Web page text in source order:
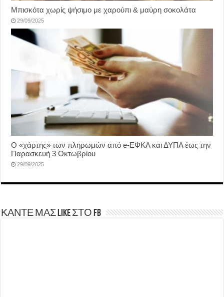
Μπισκότα χωρίς ψήσιμο με χαρούπι & μαύρη σοκολάτα
29/09/2025
Ο «χάρτης» των πληρωμών από e-ΕΦΚΑ και ΔΥΠΑ έως την
Παρασκευή 3 Οκτωβρίου
29/09/2025
ΚΑΝΤΕ ΜΑΣ LIKE ΣΤΟ FB